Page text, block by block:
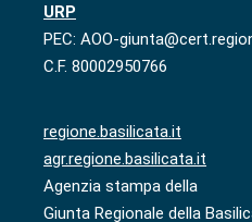
URP
PEC: AOO-
C.F. 80002950766
regione.basilicata.it
agr.regione.basilicata.it
Agenzia stampa della
Giunta Regionale della